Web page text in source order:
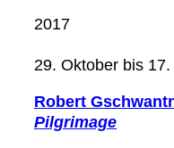
2017
29. Oktober bis
Robert
Pilgrimage